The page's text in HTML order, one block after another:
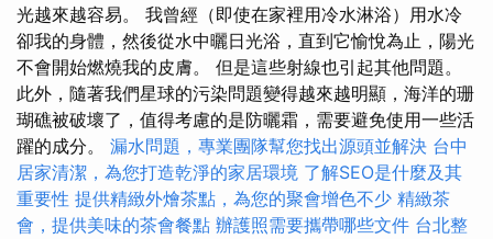
光越來越容易。 我曾經（即使在家裡用冷水淋浴）用水冷
卻我的身體，然後從水中曬日光浴，直到它愉悅為止，陽光
不會開始燃燒我的皮膚。 但是這些射線也引起其他問題。
此外，隨著我​​們星球的污染問題變得越來越明顯，海洋的珊
瑚礁被破壞了，值得考慮的是防曬霜，需要避免使用一些活
躍的成分。 漏水問題，專業團隊幫您找出源頭並解決 台中
居家清潔，為您打造乾淨的家居環境 了解SEO是什麼及其
重要性 提供精緻外燴茶點，為您的聚會增色不少 精緻茶
會，提供美味的茶會餐點 辦護照需要攜帶哪些文件 台北整